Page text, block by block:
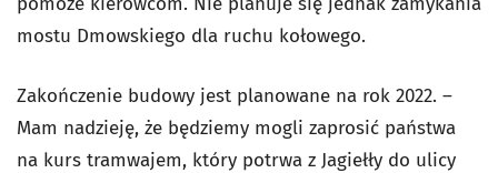
mostu Dmowskiego dla ruchu kołowego.
Zakończenie budowy jest planowane na rok 2022. –
Mam nadzieję, że będziemy mogli zaprosić państwa
na kurs tramwajem, który potrwa z Jagiełły do ulicy